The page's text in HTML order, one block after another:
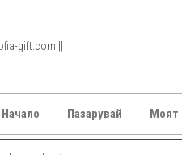
gift.com ||
Начало Пазарувай Моят